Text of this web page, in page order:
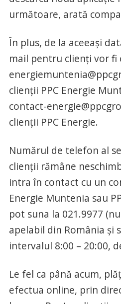
următoare, arată
În plus, de la aceeași
mail pentru clienți vor fi
clienții PPC Energie
contact-
clienții PPC Energie.
Numărul de telefon al
clienții rămâne
intra în contact cu un
Energie Muntenia sau
pot suna la 021.9977
apelabil din România și
intervalul 8:00 – 20:00,
Le fel ca până acum,
efectua online, prin